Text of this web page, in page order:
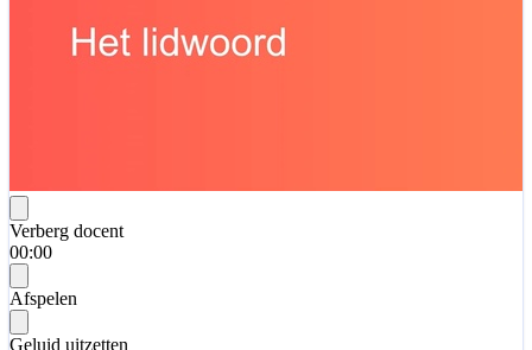
Verberg docent
00:00
Afspelen
Geluid uitzetten